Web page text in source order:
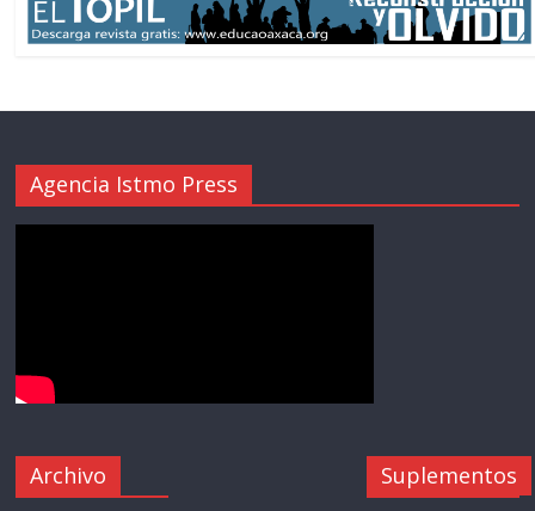
Agencia Istmo Press
Archivo Suplementos